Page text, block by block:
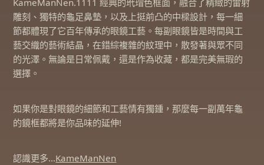
KameManNen.1111 經典的玳瑁色框面，融合了精緻的雷射
雕刻、獨特的龜足鼻墊，以及上挺前凸的中樑設計，每一細
節都體現了它百年傳承的眼鏡工藝。每副眼鏡皆是時間與工
藝交織的藝術結晶，在錯綜複雜的紋理中，散發著與眾不同
的光澤。無論是日常佩戴，還是作為收藏，都是完美無瑕的
選擇。
如果你是對眼鏡的細節和工藝情有獨鍾，那麼每一副萬年龜
的鏡框都將是你品味的延伸!
認識更多…KameManNen